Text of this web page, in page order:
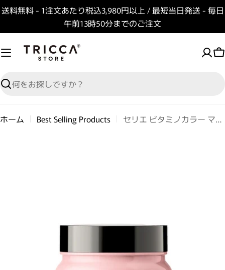
コンテンツへスキップ
送料無料 - 1注文あたり税込3,980円以上 / 最短当日発送 - 毎日
午前13時50分までのご注文
検索
ホーム Best Selling Products
セリエ ビタミノカラー マスク
ーダルで0のメディアを開く